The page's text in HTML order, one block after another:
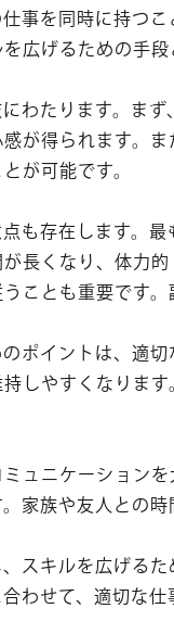
事を同時に持つ
広げるための手
わたります。ま
が得られます。
が可能です。
も存在します。
長くなり、体力
ことも重要です
ポイントは、適
しやすくなりま
ュニケーション
家族や友人との
スキルを広げる
わせて、適切な